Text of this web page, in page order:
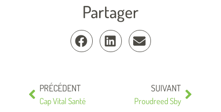
Partager
PRÉCÉDENT
Cap Vital Santé
SUIVANT
Proudreed Sby